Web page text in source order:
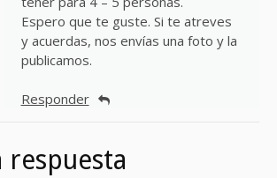
Espero que te guste. Si te atreves
y acuerdas, nos envías una foto y la
publicamos.
Responder
respuesta